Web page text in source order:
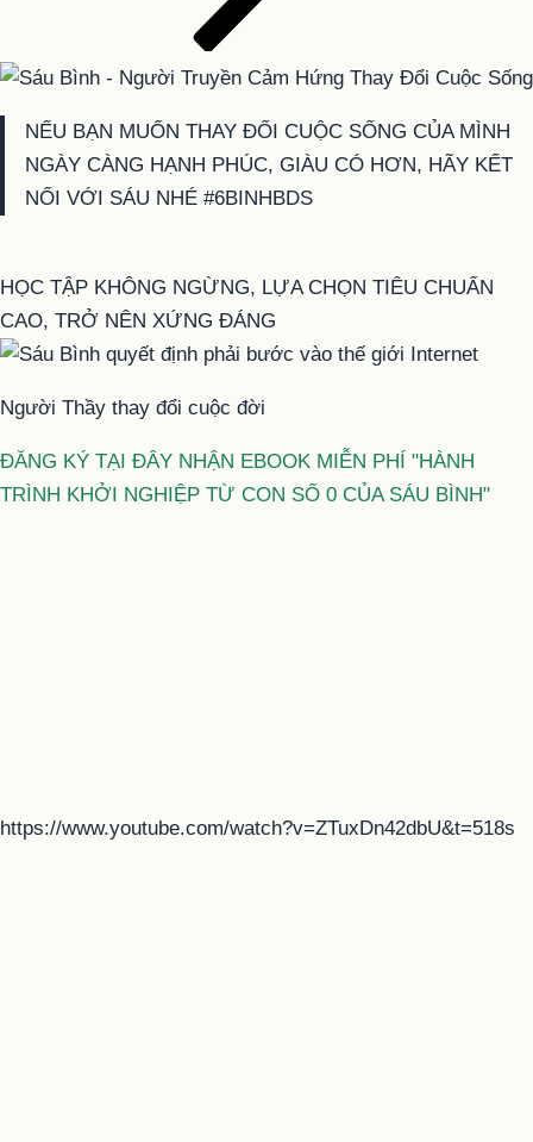
NẾU BẠN MUỐN THAY ĐỔI CUỘC SỐNG CỦA MÌNH
NGÀY CÀNG HẠNH PHÚC, GIÀU CÓ HƠN, HÃY KẾT
NỐI VỚI SÁU NHÉ #6BINHBDS
HỌC TẬP KHÔNG NGỪNG, LỰA CHỌN TIÊU CHUẨN
CAO, TRỞ NÊN XỨNG ĐÁNG
Người Thầy thay đổi cuộc đời
ĐĂNG KÝ TẠI ĐÂY NHẬN EBOOK MIỄN PHÍ "HÀNH
TRÌNH KHỞI NGHIỆP TỪ CON SỐ 0 CỦA SÁU BÌNH"
https://www.youtube.com/watch?v=ZTuxDn42dbU&t=518s